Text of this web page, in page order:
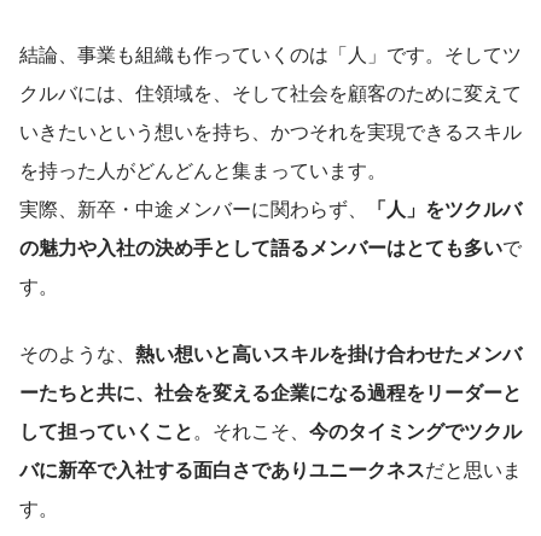
結論、事業も組織も作っていくのは「人」です。そしてツ
クルバには、住領域を、そして社会を顧客のために変えて
いきたいという想いを持ち、かつそれを実現できるスキル
を持った人がどんどんと集まっています。
実際、新卒・中途メンバーに関わらず、
「人」をツクルバ
の魅力や入社の決め手として語るメンバーはとても多いで
す。
そのような、 熱い想いと高いスキルを掛け合わせたメンバ
ーたちと共に、社会を変える企業になる過程をリーダーと
して担っていくこと。それこそ、 今のタイミングでツクル
バに新卒で入社する面白さでありユニークネスだと思いま
す。